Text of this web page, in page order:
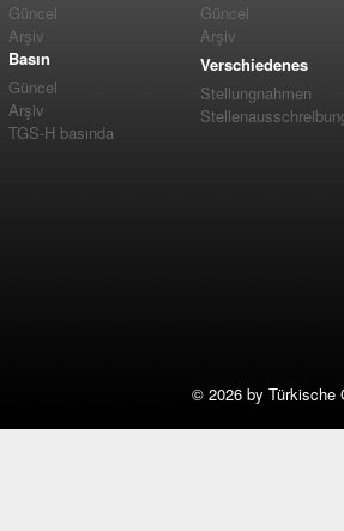
Güncel
Arşiv
Basın
Güncel
Arşiv
TGS-H basında
Güncel
Arşiv
Verschiedenes
Stellungnahmen
© 2026 by Türkische